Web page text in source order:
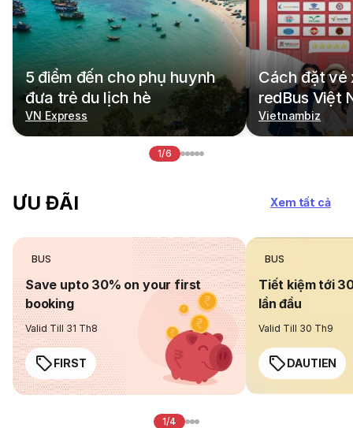
5 điểm đến cho phụ huynh
đưa trẻ du lịch hè
VN Express
Cách đặt vé
redBus Việt
Vietnambiz
1/6
ƯU ĐÃI Xem tất cả
BUS
Save upto 30% on your first
booking
Valid Till 31 Th8
FIRST
BUS
Tiết kiệm tới
lần đầu
Valid Till 30 Th9
DAUTIEN
1/4